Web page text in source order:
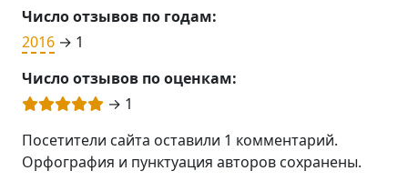
Число отзывов по годам:
2016 → 1
Число отзывов по оценкам:
→ 1
Посетители сайта оставили 1 комментарий.
Орфография и пунктуация авторов сохранены.